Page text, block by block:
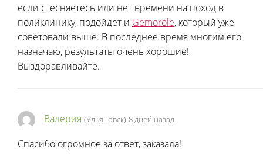
если стесняетесь или нет времени на поход в
поликлинику, подойдет и Gemorole, который уже
советовали выше. В последнее время многим его
назначаю, результаты очень хорошие!
Выздоравливайте.
Валерия (Ульяновск) 8 дней назад
Спасибо огромное за ответ, заказала!